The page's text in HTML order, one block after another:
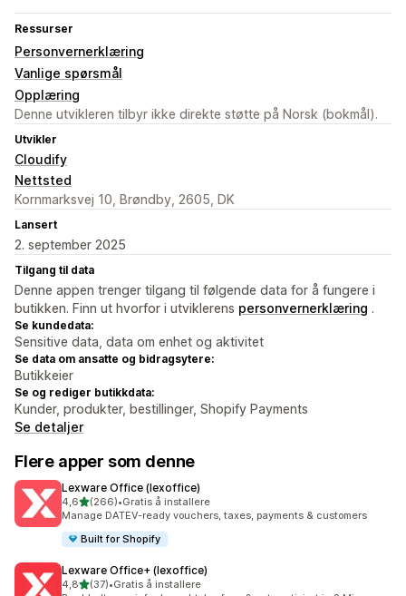
Ressurser
Personvernerklæring
Vanlige spørsmål
Opplæring
Denne utvikleren tilbyr ikke direkte støtte på Norsk (bokmål).
Utvikler
Cloudify
Nettsted
Kornmarksvej 10, Brøndby, 2605, DK
Lansert
2. september 2025
Tilgang til data
Denne appen trenger tilgang til følgende data for å fungere i
butikken. Finn ut hvorfor i utviklerens personvernerklæring .
Se kundedata:
Sensitive data, data om enhet og aktivitet
Se data om ansatte og bidragsytere:
Butikkeier
Se og rediger butikkdata:
Kunder, produkter, bestillinger, Shopify Payments
Se detaljer
Flere apper som denne
Lexware Office (lexoffice)
4,6av 5 stjerner
(266)
Totalt 266 omtaler
•Gratis å installere
Manage DATEV-ready vouchers, taxes, payments & customers
Built for Shopify
Lexware Office+ (lexoffice)
4,8av 5 stjerner
(37)
Totalt 37 omtaler
•Gratis å installere